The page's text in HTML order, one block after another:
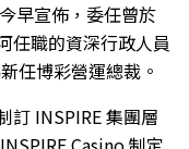
早宣佈，委任曾於
任職的資深行政人員
任博彩營運總裁。
訂 INSPIRE 集團層